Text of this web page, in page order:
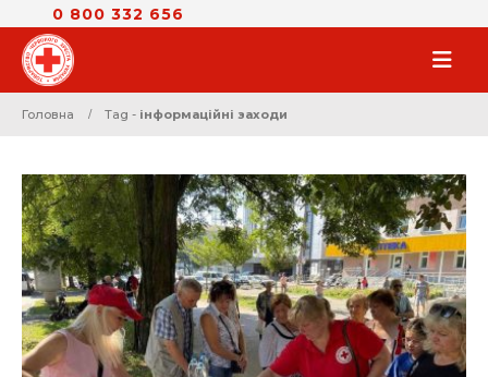
0 800 332 656
Головна Tag - інформаційні заходи